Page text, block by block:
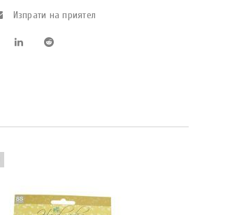
Изпрати на приятел